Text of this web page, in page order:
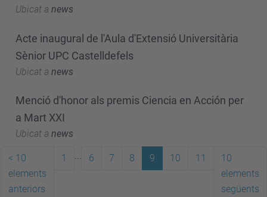
Ubicat a news
Acte inaugural de l'Aula d'Extensió Universitària
Sènior UPC Castelldefels
Ubicat a news
Menció d'honor als premis Ciencia en Acción per
a Mart XXI
Ubicat a news
< 10
elements
anteriors
1 6 7 8 9 10 11
10
elements
següents